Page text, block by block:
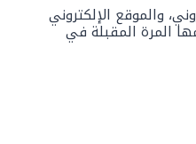
والموقع الإلكتروني
المرة المقبلة في